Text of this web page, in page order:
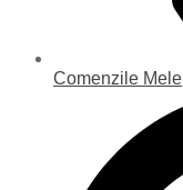
Comenzile Mele